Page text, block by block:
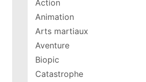
Action
Animation
Arts martiaux
Aventure
Biopic
Catastrophe